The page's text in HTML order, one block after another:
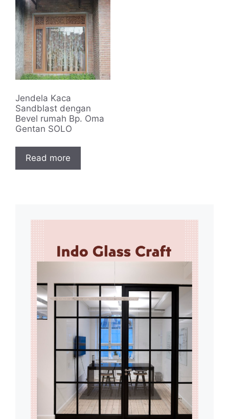
Jendela Kaca
Sandblast dengan
Bevel rumah Bp. Oma
Gentan SOLO
Read more